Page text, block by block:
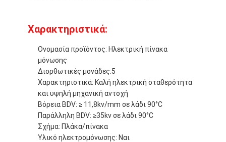
Χαρακτηριστικά:
Ονομασία προϊόντος: Ηλεκτρική πίνακα
μόνωσης
Διορθωτικές μονάδες:5
Χαρακτηριστικά: Καλή ηλεκτρική σταθερότητα
και υψηλή μηχανική αντοχή
Βόρεια BDV: ≥ 11,8kv/mm σε λάδι 90°C
Παράλληλη BDV: ≥35kv σε λάδι 90°C
Σχήμα: Πλάκα/πίνακα
Υλικό ηλεκτρομόνωσης: Ναι